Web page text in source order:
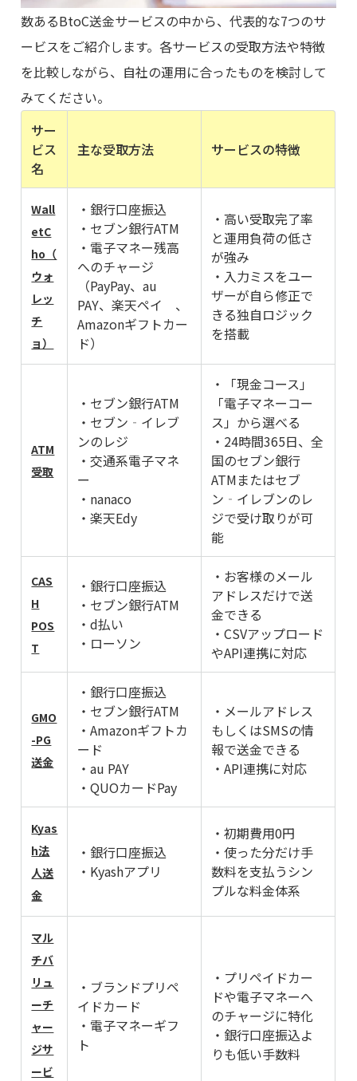
数あるBtoC送金サービスの中から、代表的な7つのサ
ービスをご紹介します。各サービスの受取方法や特徴
を比較しながら、自社の運用に合ったものを検討して
みてください。
サー
ビス
名
主な受取方法 サービスの特徴
Wall
etC
ho（
ウォ
レッ
チ
ョ）
・銀行口座振込
・セブン銀行ATM
・電子マネー残高
へのチャージ
（PayPay、au
PAY、楽天ペイ 、
Amazonギフトカー
ド）
・高い受取完了率
と運用負荷の低さ
が強み
・入力ミスをユー
ザーが自ら修正で
きる独自ロジック
を搭載
ATM
受取
・セブン銀行ATM
・セブン‐イレブ
ンのレジ
・交通系電子マネ
ー
・nanaco
・楽天Edy
・「現金コース」
「電子マネーコー
ス」から選べる
・24時間365日、全
国のセブン銀行
ATMまたはセブ
ン‐イレブンのレ
ジで受け取りが可
能
CAS
H
POS
T
・銀行口座振込
・セブン銀行ATM
・d払い
・ローソン
・お客様のメール
アドレスだけで送
金できる
・CSVアップロード
やAPI連携に対応
GMO
-PG
送金
・銀行口座振込
・セブン銀行ATM
・Amazonギフトカ
ード
・au PAY
・QUOカードPay
・メールアドレス
もしくはSMSの情
報で送金できる
・API連携に対応
Kyas
h法
人送
金
・銀行口座振込
・Kyashアプリ
・初期費用0円
・使った分だけ手
数料を支払うシン
プルな料金体系
マル
チバ
リュ
ーチ
ャー
ジサ
ービ
・ブランドプリペ
イドカード
・電子マネーギフ
ト
・プリペイドカー
ドや電子マネーへ
のチャージに特化
・銀行口座振込よ
りも低い手数料